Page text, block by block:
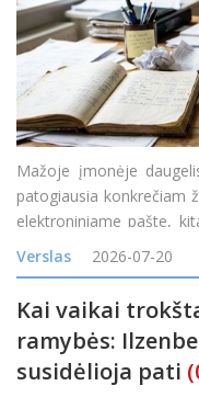
Mažoje įmonėje
patogiausia konkrečiam
elektroniniame pašte,
likučiai tikrinami
nedaug, toks veiklos
Verslas 2026-07-20
Kai vaikai
ramybės:
susidėlioja pati